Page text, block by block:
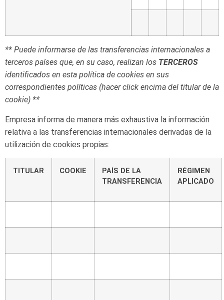
** Puede informarse de las transferencias internacionales a
terceros países que, en su caso, realizan los TERCEROS
identificados en esta política de cookies en sus
correspondientes políticas (hacer click encima del titular de la
cookie) **
Empresa informa de manera más exhaustiva la información
relativa a las transferencias internacionales derivadas de la
utilización de cookies propias:
TITULAR COOKIE
PAÍS DE LA
TRANSFERENCIA
RÉGIMEN
APLICADO